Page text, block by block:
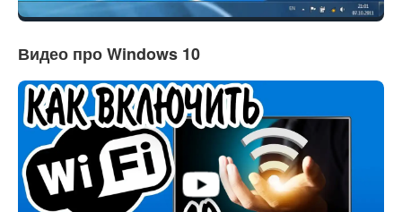
Видео про Windows 10